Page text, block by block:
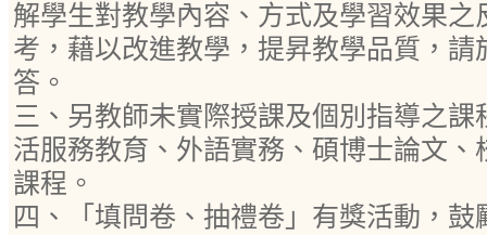
解學生對教學內容、方式及學習效果
考，藉以改進教學，提昇教學品質，
答。
三、另教師未實際授課及個別指導之
活服務教育、外語實務、碩博士論文
課程。
四、「填問卷、抽禮卷」有獎活動，